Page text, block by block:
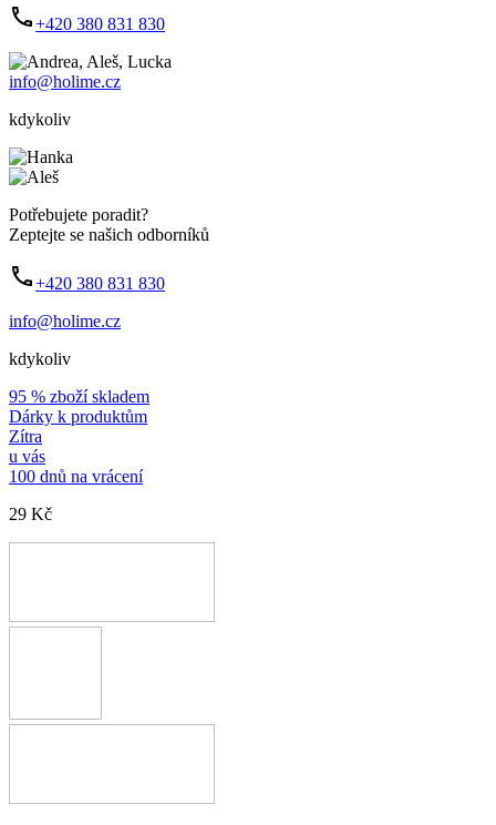
+420 380 831 830
info@holime.cz
kdykoliv
Potřebujete poradit?
Zeptejte se našich odborníků
+420 380 831 830
info@holime.cz
kdykoliv
95 % zboží skladem
Dárky k produktům
Zítra
u vás
100 dnů na vrácení
29 Kč